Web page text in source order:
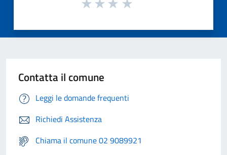
Contatta il comune
Leggi le domande frequenti
Richiedi Assistenza
Chiama il comune 02 9089921